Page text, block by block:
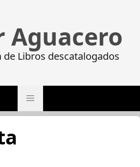
Aguacero
de Libros descatalogados